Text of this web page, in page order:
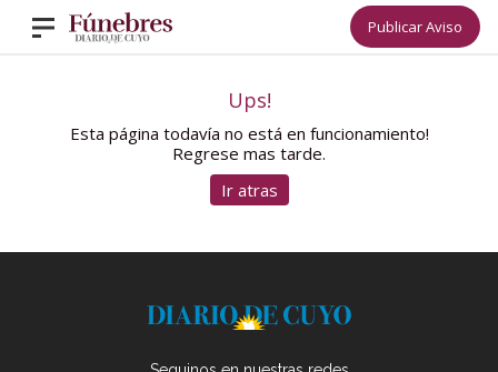
Publicar Aviso
Ups!
Esta página todavía no está en funcionamiento!
Regrese mas tarde.
Ir atras